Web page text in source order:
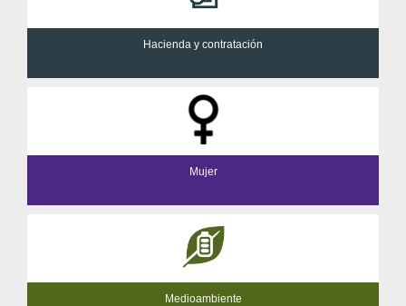
Hacienda y contratación
Mujer
Medioambiente